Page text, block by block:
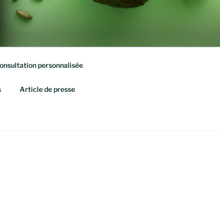
personnalisée
Article de presse